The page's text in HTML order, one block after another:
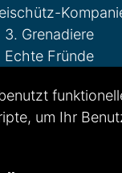
um Ihr
3. Grenadiere
Echte Fründe
Reserve